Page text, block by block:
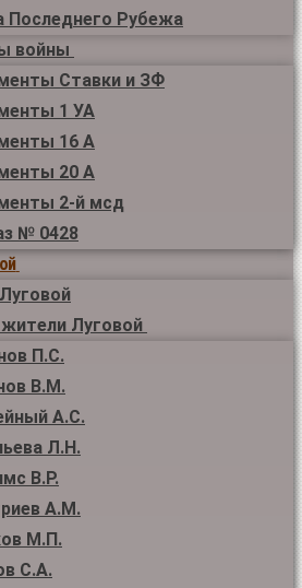
Последнего Рубежа
войны
Ставки и ЗФ
1 УА
16 А
20 А
2-й мсд
№ 0428
Луговой
П.С.
В.М.
А.С.
Л.Н.
В.Р.
А.М.
М.П.
С.А.